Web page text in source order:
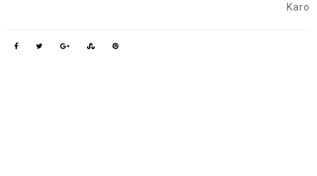
Karo